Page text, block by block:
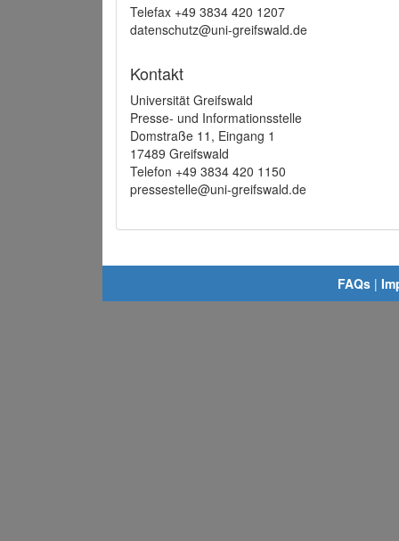
Telefax +49 3834 420 1207
datenschutz@uni-greifswald.de
Kontakt
Universität Greifswald
Presse- und Informationsstelle
Domstraße 11, Eingang 1
17489 Greifswald
Telefon +49 3834 420 1150
pressestelle@uni-greifswald.de
FAQs |